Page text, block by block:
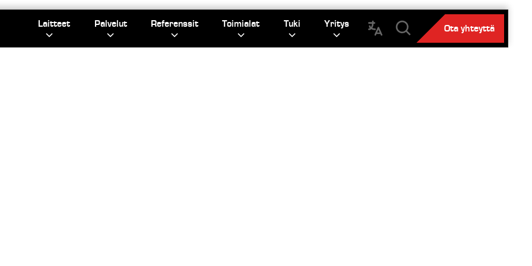
Laitteet Palvelut Referenssit Toimialat Tuki Yritys Ota yhteyttä